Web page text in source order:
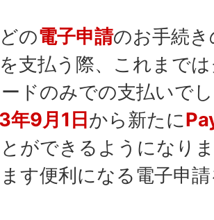
の電子申請のお手続き
支払う際、これまで
ドのみでの支払いで
年9月1日から新たに
ができるようになり
す便利になる電子申